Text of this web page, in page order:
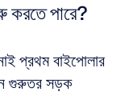
করতে পারে?
প্রথম বাইপোলার
গুরুতর সড়ক